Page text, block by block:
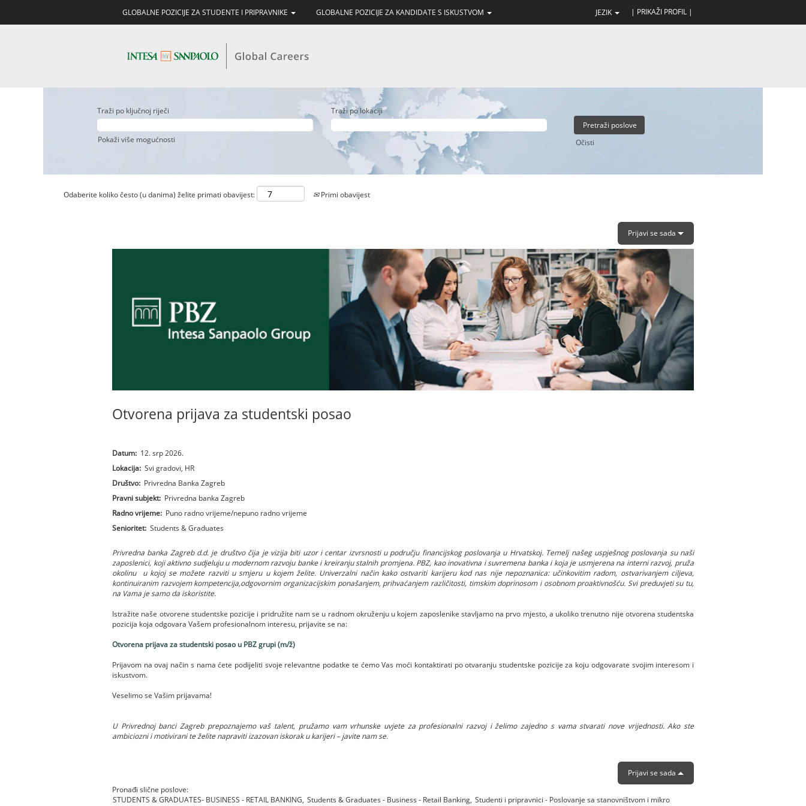
GLOBALNE POZICIJE ZA STUDENTE I PRIPRAVNIKE GLOBALNE POZICIJE ZA KANDIDATE S ISKUSTVOM JEZIK | PRIKAŽI PROFIL |
Traži po ključnoj riječi Traži po lokaciji
Pokaži više mogućnosti Očisti
Odaberite koliko često (u danima) želite primati obavijest: Primi obavijest
Prijavi se sada
Otvorena prijava za studentski posao
Datum: 12. srp 2026.
Lokacija: Svi gradovi, HR
Društvo: Privredna Banka Zagreb
Pravni subjekt: Privredna banka Zagreb
Radno vrijeme: Puno radno vrijeme/nepuno radno vrijeme
Senioritet: Students & Graduates
Privredna banka Zagreb d.d. je društvo čija je vizija biti uzor i centar izvrsnosti u području financijskog poslovanja u Hrvatskoj. Temelj našeg uspješnog poslovanja su naši
zaposlenici, koji aktivno sudjeluju u modernom razvoju banke i kreiranju stalnih promjena. PBZ, kao inovativna i suvremena banka i koja je usmjerena na interni razvoj, pruža
okolinu u kojoj se možete razviti u smjeru u kojem želite. Univerzalni način kako ostvariti karijeru kod nas nije nepoznanica: učinkovitim radom, ostvarivanjem ciljeva,
kontinuiranim razvojem kompetencija,odgovornim organizacijskim ponašanjem, prihvaćanjem različitosti, timskim doprinosom i osobnom proaktivnošću. Svi preduvjeti su tu,
na Vama je samo da iskoristite.
Istražite naše otvorene studentske pozicije i pridružite nam se u radnom okruženju u kojem zaposlenike stavljamo na prvo mjesto, a ukoliko trenutno nije otvorena studentska
pozicija koja odgovara Vašem profesionalnom interesu, prijavite se na:
Otvorena prijava za studentski posao u PBZ grupi (m/ž)
Prijavom na ovaj način s nama ćete podijeliti svoje relevantne podatke te ćemo Vas moći kontaktirati po otvaranju studentske pozicije za koju odgovarate svojim interesom i
iskustvom.
Veselimo se Vašim prijavama!
U Privrednoj banci Zagreb prepoznajemo vaš talent, pružamo vam vrhunske uvjete za profesionalni razvoj i želimo zajedno s vama stvarati nove vrijednosti. Ako ste
ambiciozni i motivirani te želite napraviti izazovan iskorak u karijeri – javite nam se.
Prijavi se sada
Pronađi slične poslove:
STUDENTS & GRADUATES- BUSINESS - RETAIL BANKING, Students & Graduates - Business - Retail Banking, Studenti i pripravnici - Poslovanje sa stanovništvom i mikro